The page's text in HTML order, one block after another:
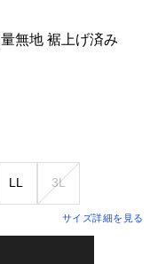
無地 裾上げ済み
LL 3L
サイズ詳細を見る